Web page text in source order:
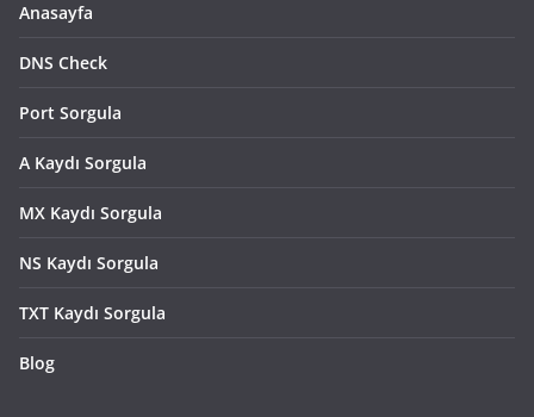
Anasayfa
DNS Check
Port Sorgula
A Kaydı Sorgula
MX Kaydı Sorgula
NS Kaydı Sorgula
TXT Kaydı Sorgula
Blog